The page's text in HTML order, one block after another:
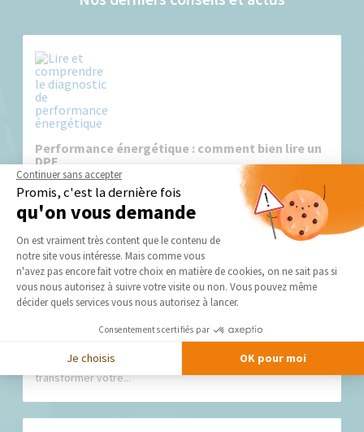
Performance énergétique : comment bien lire un
DPE
priorités pour une amélioration énergétique
La rénovation globale est une démarche efficace pour
transformer votre...
Continuer sans accepter
Promis, c'est la dernière fois
qu'on vous demande
Plateforme de Gestion du
On est vraiment très content que le contenu de
notre site vous intéresse. Mais comme vous
n'avez pas encore fait votre choix en matière de cookies, on ne sait pas si
vous nous autorisez à suivre votre visite ou non. Vous pouvez même
décider quels services vous nous autorisez à lancer.
Consentements certifiés par
Je choisis OK pour moi
Axeptio consent